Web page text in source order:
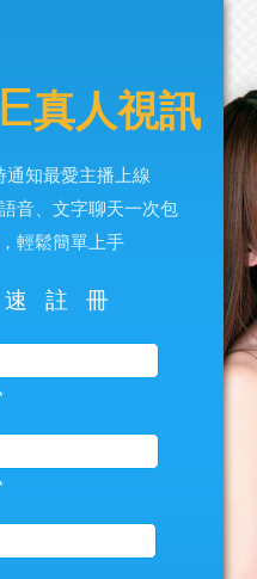
真人視訊
通知最愛主播上線
音、文字聊天一次包
輕鬆簡單上手
註冊